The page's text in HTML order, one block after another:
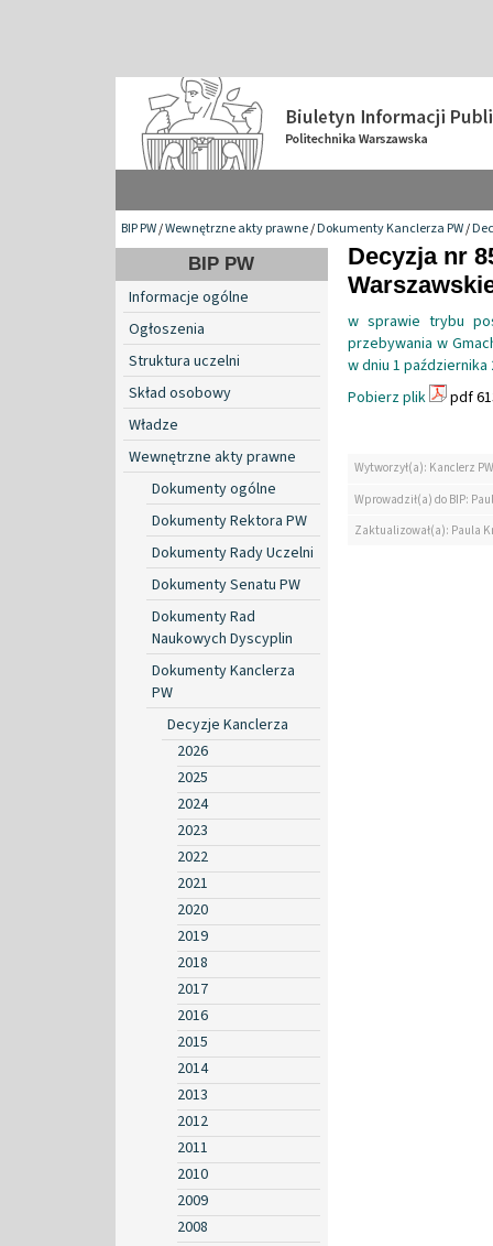
BIP PW/Wewnętrzne akty prawne/Dokumenty Kanclerza PW/
BIP PW
Informacje ogólne
Ogłoszenia
Struktura uczelni
Skład osobowy
Władze
Wewnętrzne akty prawne
Dokumenty ogólne
Dokumenty Rektora PW
Dokumenty Rady Uczelni
Dokumenty Senatu PW
Dokumenty Rad
Naukowych Dyscyplin
Dokumenty Kanclerza
PW
Decyzje Kanclerza
2026
2025
2024
2023
2022
2021
2020
2019
2018
2017
2016
2015
2014
2013
2012
2011
2010
2009
2008
Decyzja nr
w sprawie trybu
przebywania w
w dniu 1 października
Pobierz plik
pdf
Wytworzył(a): Kanclerz PW
Wprowadził(a) do BIP:
Zaktualizował(a): Paula